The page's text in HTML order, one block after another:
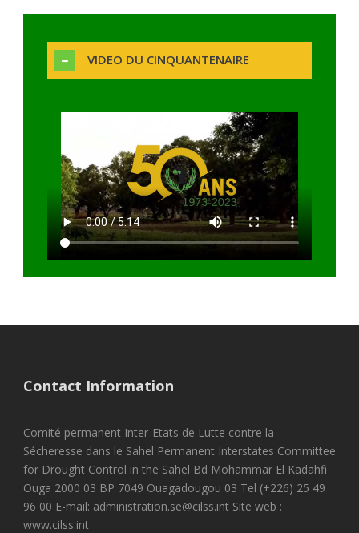
VIDEO DU CINQUANTENAIRE
Contact Information
Comité permanent Inter-Etats de Lutte contre la
Sécheresse dans le Sahel Permanent Interstates Committee
for Drought Control in the Sahel Bd Mohammar El Kadahfi
Ouga 2000 03 BP 7049 Ouagadougou 03 Tel (+226) 25 49
96 00 E-mail: administration.se@cilss.int Site web :
www.cilss.int